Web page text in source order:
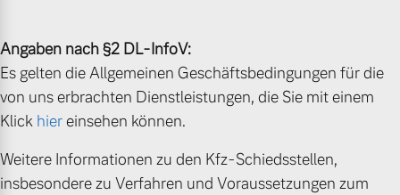
Angebot anfragen
Fahrzeug konfigurieren
Sofort verfügbare Fahrzeuge
Sie erhalten bei uns eine
Vielzahl von Original
Volvo Winter- und
Sommer Kompletträder.
direkt an.
Mehr erfahren
Angaben nach §2 DL-InfoV:
Es gelten die Allgemeinen Geschäftsbedingungen für die
von uns erbrachten Dienstleistungen, die Sie mit einem
Klick hiereinsehen können.
Weitere Informationen zu den Kfz-Schiedsstellen,
insbesondere zu Verfahren und Voraussetzungen zum